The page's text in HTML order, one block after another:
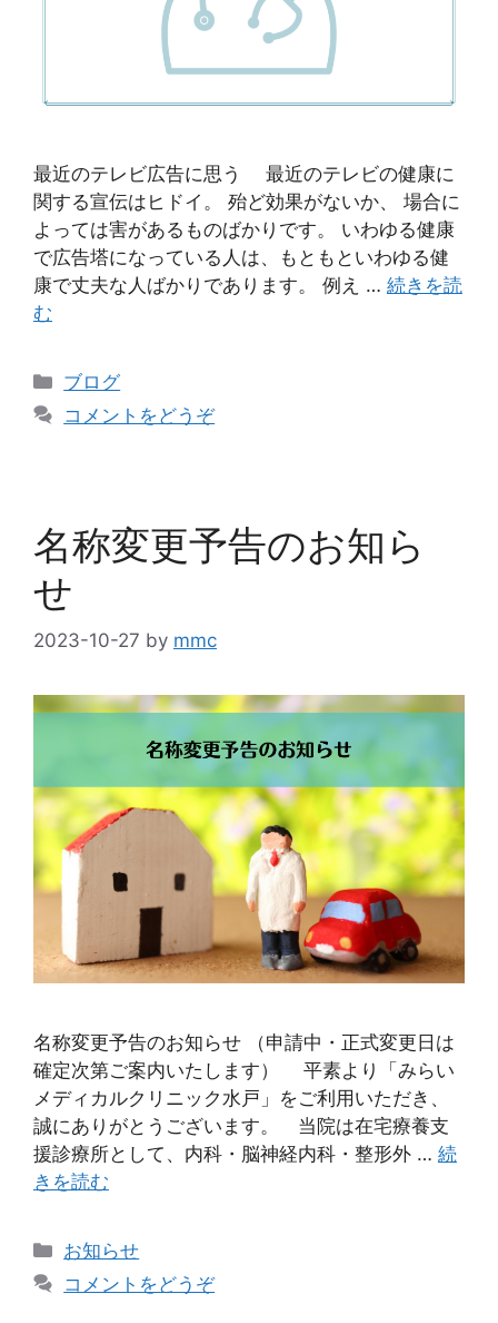
最近のテレビ広告に思う 最近のテレビの健康に
関する宣伝はヒドイ。 殆ど効果がないか、 場合に
よっては害があるものばかりです。 いわゆる健康
で広告塔になっている人は、もともといわゆる健
康で丈夫な人ばかりであります。 例え … 続きを読
む
ブログ
コメントをどうぞ
名称変更予告のお知ら
せ
2023-10-27 by mmc
名称変更予告のお知らせ （申請中・正式変更日は
確定次第ご案内いたします） 平素より「みらい
メディカルクリニック水戸」をご利用いただき、
誠にありがとうございます。 当院は在宅療養支
援診療所として、内科・脳神経内科・整形外 … 続
きを読む
お知らせ
コメントをどうぞ